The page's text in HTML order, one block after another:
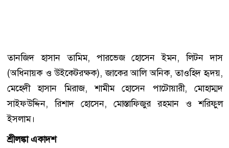
তানজিদ হাসান তামিম, পারভেজ হোসেন ইমন, লিটন দাস
(অধিনায়ক ও উইকেটরক্ষক), জাকের আলি অনিক, তাওহিদ হৃদয়,
মেহেদী হাসান মিরাজ, শামীম হোসেন পাটোয়ারী, মোহাম্মদ
সাইফউদ্দিন, রিশাদ হোসেন, মোস্তাফিজুর রহমান ও শরিফুল
ইসলাম।
শ্রীলঙ্কা একাদশ